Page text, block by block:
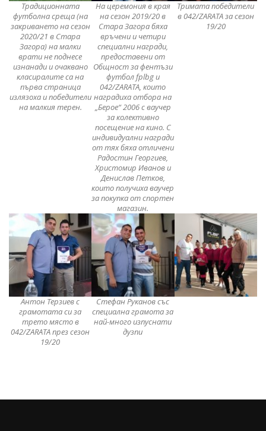
Традиционната
футболна среща (на
закриването на сезон
2020/21 в Стара
Загора) на малки
врати не поднесе
изнанади и очаквано
класиралите са на
първа страница
излязоха и победители
на малкия терен.
На церемония в края
на сезон 2019/20 в
Стара Загора бяха
връчени и четири
специални награди,
предоставени от
Общност за фентъзи
футбол fplbg и
042/ZARATA, които
наградиха отбора на
„Берое“ 2006 с ваучер
за колективно
посещение на кино. С
индивидуални награди
от тях бяха отличени
Радостин Георгиев,
Христомир Иванов и
Денислав Петков,
които получиха ваучер
за покупка от спортен
магазин.
Тримата победители
в 042/ZARATA за сезон
19/20
Антон Терзиев с
грамотата си за
трето място в
042/ZARATA през сезон
19/20
Стефан Руканов със
специална грамота за
най-много изпуснати
дузпи